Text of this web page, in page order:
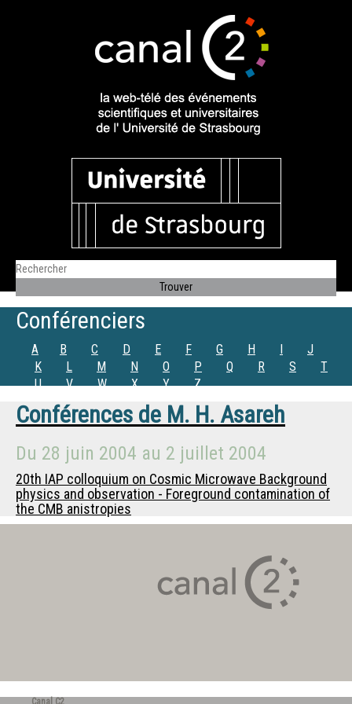
Conférenciers
A B C D E F G H I
J
K
L M N O P Q R S
T
U
V W X Y Z
Conférences de M. H. Asareh
Du 28 juin 2004 au 2 juillet 2004
20th IAP colloquium on Cosmic Microwave Background
physics and observation - Foreground contamination of
the CMB anistropies
Canal C2